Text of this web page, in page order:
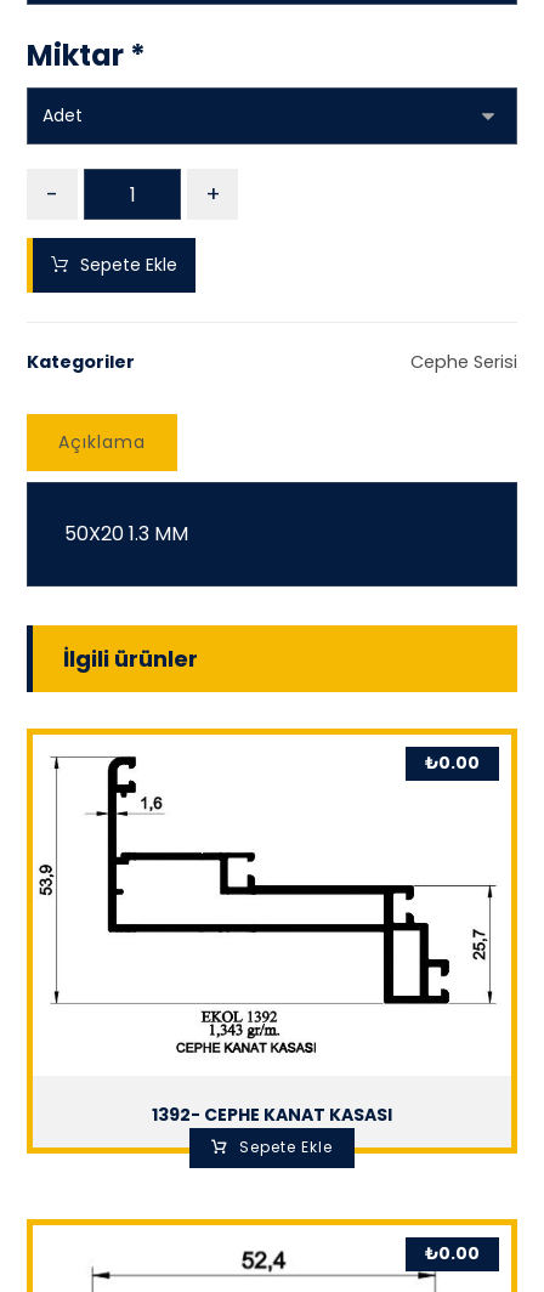
Miktar *
- +
Sepete Ekle
Kategoriler Cephe Serisi
Açıklama
50X20 1.3 MM
İlgili ürünler
1392- CEPHE KANAT KASASI
₺0.00
Sepete Ekle
₺0.00